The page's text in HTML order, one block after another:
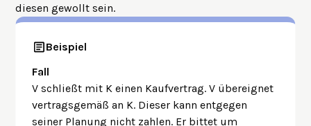
diesen gewollt sein.
Beispiel
Fall
V schließt mit K einen Kaufvertrag. V übereignet
vertragsgemäß an K. Dieser kann entgegen
seiner Planung nicht zahlen. Er bittet um